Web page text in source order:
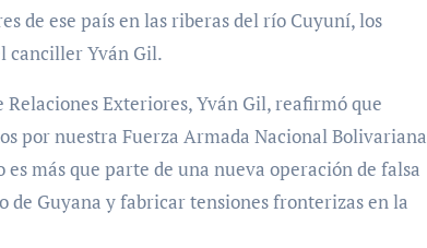
de ese país en las riberas del río Cuyuní, los
canciller Yván Gil.
Exteriores, Yván Gil, reafirmó que
por nuestra Fuerza Armada Nacional Bolivariana
más que parte de una nueva operación de falsa
Guyana y fabricar tensiones fronterizas en la